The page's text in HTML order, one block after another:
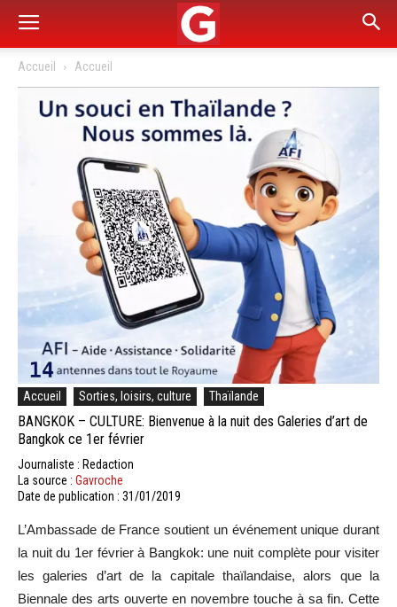
Accueil Accueil
Accueil Sorties, loisirs, culture Thaïlande
BANGKOK – CULTURE: Bienvenue à la nuit des Galeries d’art de
Bangkok ce 1er février
Journaliste : Redaction
La source : Gavroche
Date de publication : 31/01/2019
L’Ambassade de France soutient un événement unique durant
la nuit du 1er février à Bangkok: une nuit complète pour visiter
les galeries d’art de la capitale thaïlandaise, alors que la
Biennale des arts ouverte en novembre touche à sa fin. Cette